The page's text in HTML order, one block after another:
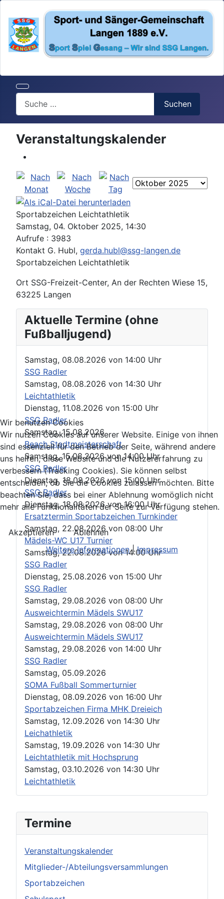
Search
Suchen
Termine
Veranstaltungskalender
Mitglieder-/Abteilungsversammlungen
Sportabzeichen
Veranstaltungskalender
Sportabzeichen Leichtathletik
Samstag, 04. Oktober 2025, 14:30
Aufrufe : 3983
Kontakt G. Hubl, gerda.hubl@ssg-langen.de
Sportabzeichen Leichtathletik
Ort SSG-Freizeit-Center, An der Rechten Wiese 15,
63225 Langen
Aktuelle Termine (ohne
Fußballjugend)
Samstag, 08.08.2026 von 14:00 Uhr
SSG Radler
Samstag, 08.08.2026 von 14:30 Uhr
Leichtathletik
Dienstag, 11.08.2026 von 15:00 Uhr
SSG Radler
Samstag, 15.08.2026
Beach Stadtmeisterschaft
Samstag, 15.08.2026von14:00 Uhr
SSG Radler
Dienstag, 18.08.2026von 15:00 Uhr
SSG Radler
Dienstag, 18.08.2026von16:00 Uhr
Ersatztermin Sportabzeichen Turnkinder
Samstag, 22.08.2026von 08:00 Uhr
Mädels-WC U17 Turnier
Samstag, 22.08.2026von14:00 Uhr
SSG Radler
Dienstag, 25.08.2026 von 15:00 Uhr
SSG Radler
Samstag, 29.08.2026 von 08:00 Uhr
Ausweichtermin Mädels SWU17
Samstag, 29.08.2026 von 08:00 Uhr
Ausweichtermin Mädels SWU17
Samstag, 29.08.2026 von 14:00 Uhr
SSG Radler
Samstag, 05.09.2026
SOMA Fußball Sommerturnier
Dienstag, 08.09.2026 von 16:00 Uhr
Sportabzeichen Firma MHK Dreieich
Samstag, 12.09.2026 von 14:30 Uhr
Leichathletik
Samstag, 19.09.2026 von 14:30 Uhr
Leichtathletik mit Hochsprung
Samstag, 03.10.2026 von 14:30 Uhr
Leichtathletik
Wir benutzen Cookies
Wir nutzen Cookies auf unserer Website. Einige von ihnen
sind essenziell für den Betrieb der Seite, während andere
uns helfen, diese Website und die Nutzererfahrung zu
verbessern (Tracking Cookies). Sie können selbst
entscheiden, ob Sie die Cookies zulassen möchten. Bitte
beachten Sie, dass bei einer Ablehnung womöglich nicht
mehr alle Funktionalitäten der Seite zur Verfügung stehen.
Akzeptieren
Ablehnen
Weitere Informationen|Impressum